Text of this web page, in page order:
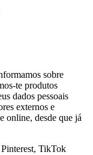
sobre
te produtos
dados pessoais
externos e
online, desde que já
TikTok